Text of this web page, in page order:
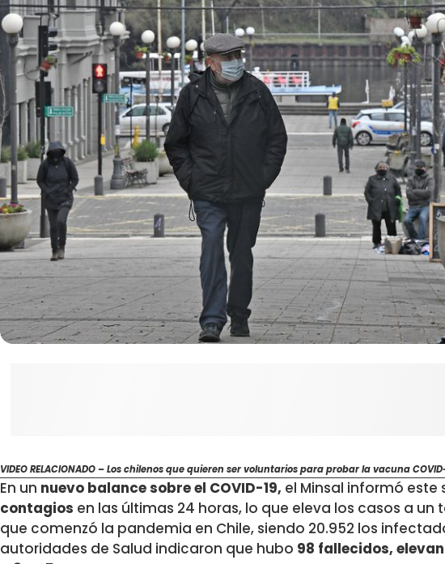
VIDEO RELACIONADO – Los chilenos que quieren ser voluntarios para probar la vacuna
En un nuevo balance sobre el COVID-19, el Minsal informó
contagios en las últimas 24 horas, lo que eleva los casos a un
que comenzó la pandemia en Chile, siendo 20.952 los
autoridades de Salud indicaron que hubo 98 fallecidos,